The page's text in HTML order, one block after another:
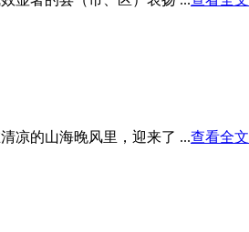
凉的山海晚风里，迎来了 ...查看全文